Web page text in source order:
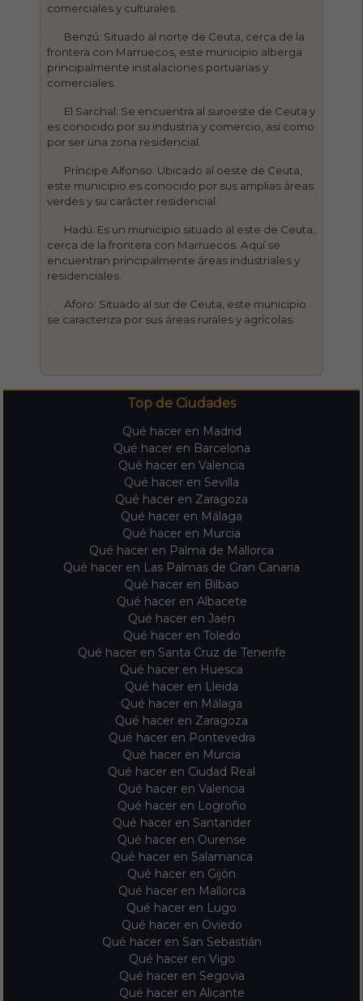
comerciales y culturales.
· Benzú: Situado al norte de Ceuta, cerca de la
frontera con Marruecos, este municipio alberga
principalmente instalaciones portuarias y
comerciales.
· El Sarchal: Se encuentra al suroeste de Ceuta y
es conocido por su industria y comercio, así como
por ser una zona residencial.
· Príncipe Alfonso: Ubicado al oeste de Ceuta,
este municipio es conocido por sus amplias áreas
verdes y su carácter residencial.
· Hadú: Es un municipio situado al este de Ceuta,
cerca de la frontera con Marruecos. Aquí se
encuentran principalmente áreas industriales y
residenciales.
· Aforo: Situado al sur de Ceuta, este municipio
se caracteriza por sus áreas rurales y agrícolas.
Top de Ciudades
Qué hacer en Madrid
Qué hacer en Barcelona
Qué hacer en Valencia
Qué hacer en Sevilla
Qué hacer en Zaragoza
Qué hacer en Málaga
Qué hacer en Murcia
Qué hacer en Palma de Mallorca
Qué hacer en Las Palmas de Gran Canaria
Qué hacer en Bilbao
Qué hacer en Albacete
Qué hacer en Jaén
Qué hacer en Toledo
Qué hacer en Santa Cruz de Tenerife
Qué hacer en Huesca
Qué hacer en Lleida
Qué hacer en Málaga
Qué hacer en Zaragoza
Qué hacer en Pontevedra
Qué hacer en Murcia
Qué hacer en Ciudad Real
Qué hacer en Valencia
Qué hacer en Logroño
Qué hacer en Santander
Qué hacer en Ourense
Qué hacer en Salamanca
Qué hacer en Gijón
Qué hacer en Mallorca
Qué hacer en Lugo
Qué hacer en Oviedo
Qué hacer en San Sebastián
Qué hacer en Vigo
Qué hacer en Segovia
Qué hacer en Alicante